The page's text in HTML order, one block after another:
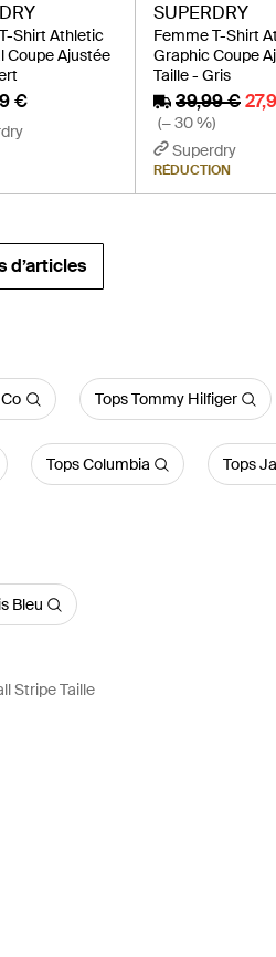
Shirt Athletic
Coupe Ajustée
€
SUPERDRY
Femme T-Shirt
Graphic Coupe
Taille - Gris
39,99 €
(− 30 %)
Superdry
RÉDUCTION
d’articles
Tops Tommy Hilfiger
Tops Columbia Tops
Bleu
Stripe Taille